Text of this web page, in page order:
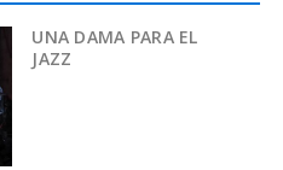
UNA DAMA PARA EL
JAZZ